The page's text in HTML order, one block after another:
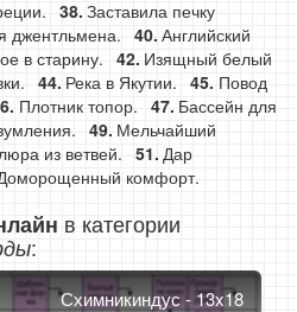
Заставила печку
джентльмена.
Английский
в старину.
Изящный белый
Река в Якутии.
Повод
Плотник топор.
Бассейн для
Мельчайший
из ветвей.
Дар
комфорт.
в категории
:
Схимникиндус - 13x18